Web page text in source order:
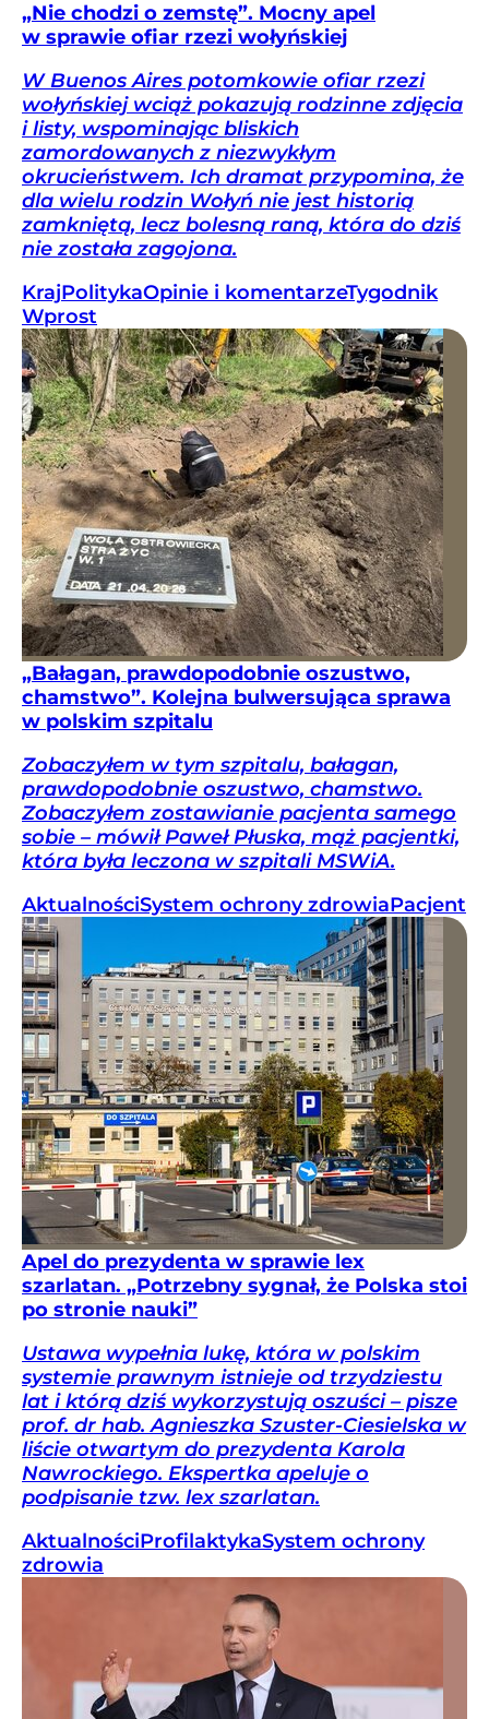
„Nie chodzi o zemstę”. Mocny apel
w sprawie ofiar rzezi wołyńskiej
W Buenos Aires potomkowie ofiar rzezi
wołyńskiej wciąż pokazują rodzinne zdjęcia
i listy, wspominając bliskich
zamordowanych z niezwykłym
okrucieństwem. Ich dramat przypomina, że
dla wielu rodzin Wołyń nie jest historią
zamkniętą, lecz bolesną raną, która do dziś
nie została zagojona.
KrajPolitykaOpinie i komentarzeTygodnik
Wprost
„Bałagan, prawdopodobnie oszustwo,
chamstwo”. Kolejna bulwersująca sprawa
w polskim szpitalu
Zobaczyłem w tym szpitalu, bałagan,
prawdopodobnie oszustwo, chamstwo.
Zobaczyłem zostawianie pacjenta samego
sobie – mówił Paweł Płuska, mąż pacjentki,
która była leczona w szpitali MSWiA.
AktualnościSystem ochrony zdrowiaPacjent
Apel do prezydenta w sprawie lex
szarlatan. „Potrzebny sygnał, że Polska stoi
po stronie nauki”
Ustawa wypełnia lukę, która w polskim
systemie prawnym istnieje od trzydziestu
lat i którą dziś wykorzystują oszuści – pisze
prof. dr hab. Agnieszka Szuster-Ciesielska w
liście otwartym do prezydenta Karola
Nawrockiego. Ekspertka apeluje o
podpisanie tzw. lex szarlatan.
AktualnościProfilaktykaSystem ochrony
zdrowia